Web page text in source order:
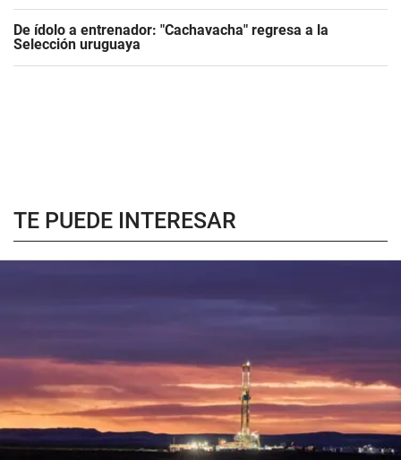
De ídolo a entrenador: "Cachavacha" regresa a la
Selección uruguaya
TE PUEDE INTERESAR